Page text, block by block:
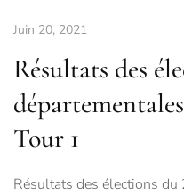
Juin 20, 2021
Résultats des
Tour 1
Résultats des élections